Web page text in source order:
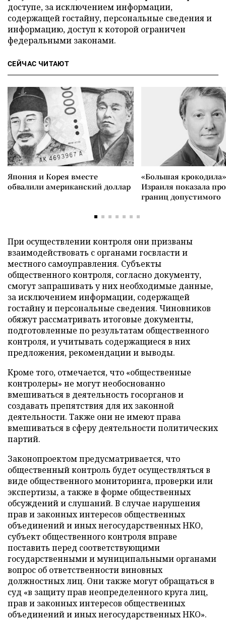
доступе, за исключением информации,
содержащей гостайну, персональные сведения и
информацию, доступ к которой ограничен
федеральными законами.
СЕЙЧАС ЧИТАЮТ
Япония и Корея вместе
обвалили американский доллар
«Большая
Израиля показала
границ допустимого
При осуществлении контроля они призваны
взаимодействовать с органами госвласти и
местного самоуправления. Субъекты
общественного контроля, согласно документу,
смогут запрашивать у них необходимые данные,
за исключением информации, содержащей
гостайну и персональные сведения. Чиновников
обяжут рассматривать итоговые документы,
подготовленные по результатам общественного
контроля, и учитывать содержащиеся в них
предложения, рекомендации и выводы.
Кроме того, отмечается, что «общественные
контролеры» не могут необоснованно
вмешиваться в деятельность госорганов и
создавать препятствия для их законной
деятельности. Также они не имеют права
вмешиваться в сферу деятельности политических
партий.
Законопроектом предусматривается, что
общественный контроль будет осуществляться в
виде общественного мониторинга, проверки или
экспертизы, а также в форме общественных
обсуждений и слушаний. В случае нарушения
прав и законных интересов общественных
объединений и иных негосударственных НКО,
субъект общественного контроля вправе
поставить перед соответствующими
государственными и муниципальными органами
вопрос об ответственности виновных
должностных лиц. Они также могут обращаться в
суд «в защиту прав неопределенного круга лиц,
прав и законных интересов общественных
объединений и иных негосударственных НКО».